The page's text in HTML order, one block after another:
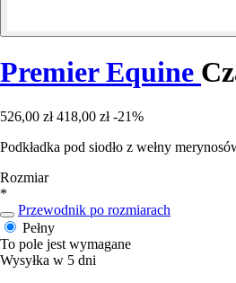
Premier Equine
526,00 zł 418,00 zł -21%
Podkładka pod siodło z wełny
Rozmiar
*
Przewodnik po rozmiarach
Pełny
To pole jest wymagane
Wysyłka w 5 dni